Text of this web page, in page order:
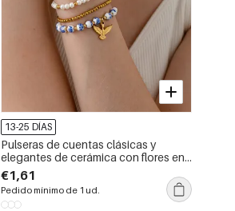
13-25 DÍAS
Pulseras de cuentas clásicas y
elegantes de cerámica con flores en
color dorado para mujer, 1 pieza
€1,61
Pedido mínimo de 1 ud.